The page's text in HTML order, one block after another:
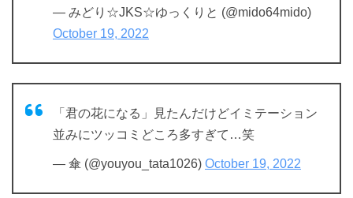
— みどり☆JKS☆ゆっくりと (@mido64mido)
October 19, 2022
「君の花になる」見たんだけどイミテーション
並みにツッコミどころ多すぎて…笑
— 傘 (@youyou_tata1026) October 19, 2022